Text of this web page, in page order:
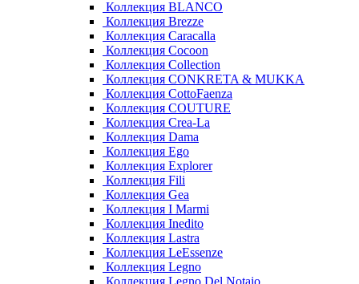
Коллекция BLANCO
Коллекция Brezze
Коллекция Caracalla
Коллекция Cocoon
Коллекция Collection
Коллекция CONKRETA & MUKKA
Коллекция CottoFaenza
Коллекция COUTURE
Коллекция Crea-La
Коллекция Dama
Коллекция Ego
Коллекция Explorer
Коллекция Fili
Коллекция Gea
Коллекция I Marmi
Коллекция Inedito
Коллекция Lastra
Коллекция LeEssenze
Коллекция Legno
Коллекция Legno Del Notaio